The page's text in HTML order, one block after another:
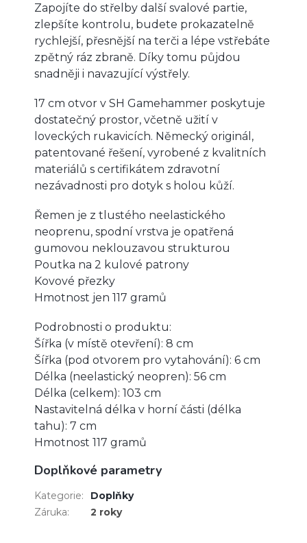
Zapojíte do střelby další svalové partie,
zlepšíte kontrolu, budete prokazatelně
rychlejší, přesnější na terči a lépe vstřebáte
zpětný ráz zbraně. Díky tomu půjdou
snadněji i navazující výstřely.
17 cm otvor v SH Gamehammer poskytuje
dostatečný prostor, včetně užití v
loveckých rukavicích. Německý originál,
patentované řešení, vyrobené z kvalitních
materiálů s certifikátem zdravotní
nezávadnosti pro dotyk s holou kůží.
Řemen je z tlustého neelastického
neoprenu, spodní vrstva je opatřená
gumovou neklouzavou strukturou
Poutka na 2 kulové patrony
Kovové přezky
Hmotnost jen 117 gramů
Podrobnosti o produktu:
Šířka (v místě otevření): 8 cm
Šířka (pod otvorem pro vytahování): 6 cm
Délka (neelastický neopren): 56 cm
Délka (celkem): 103 cm
Nastavitelná délka v horní části (délka
tahu): 7 cm
Hmotnost 117 gramů
Doplňkové parametry
Kategorie:
Doplňky
Záruka: 2 roky